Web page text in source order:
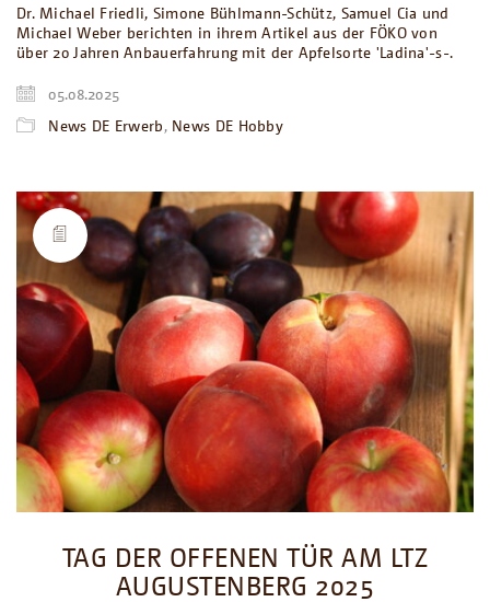
Dr. Michael Friedli, Simone Bühlmann-Schütz, Samuel Cia und
Michael Weber berichten in ihrem Artikel aus der FÖKO von
über 20 Jahren Anbauerfahrung mit der Apfelsorte 'Ladina'-s-.
05.08.2025
News DE Erwerb, News DE Hobby
TAG DER OFFENEN TÜR AM LTZ
AUGUSTENBERG 2025